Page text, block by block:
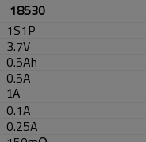
18530
1S1P
3.7V
0.5Ah
0.5A
1A
0.1A
0.25A